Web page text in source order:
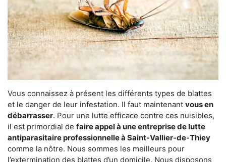
Vous connaissez à présent les différents types de blattes
et le danger de leur infestation. Il faut maintenant vous en
débarrasser. Pour une lutte efficace contre ces nuisibles,
il est primordial de faire appel à une entreprise de lutte
antiparasitaire professionnelle à Saint-Vallier-de-Thiey
comme la nôtre. Nous sommes les meilleurs pour
l’extermination des blattes d’un domicile. Nous disposons